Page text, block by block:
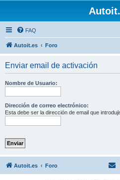
FAQ
Autoit.es Foro
Enviar email de activación
Nombre de Usuario:
Dirección de correo electrónico:
Esta debe ser la dirección de email que
Autoit.es Foro